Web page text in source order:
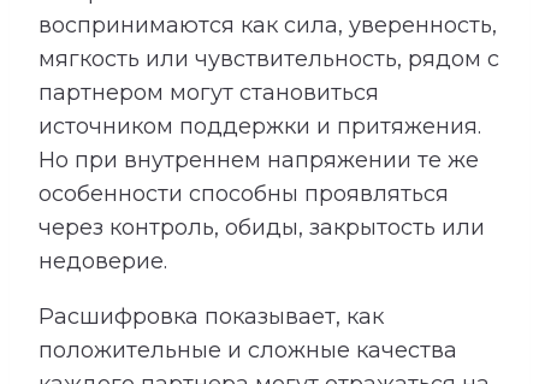
воспринимаются как сила, уверенность,
мягкость или чувствительность, рядом с
партнером могут становиться
источником поддержки и притяжения.
Но при внутреннем напряжении те же
особенности способны проявляться
через контроль, обиды, закрытость или
недоверие.
Расшифровка показывает, как
положительные и сложные качества